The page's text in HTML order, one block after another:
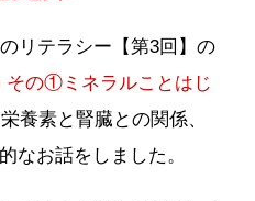
リテラシー【第3回】の
その①ミネラルことはじ
養素と腎臓との関係、
なお話をしました。